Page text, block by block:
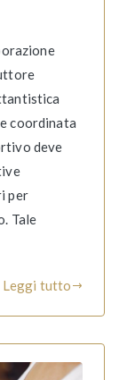
coordinata
deve
per
Tale
Leggi tutto